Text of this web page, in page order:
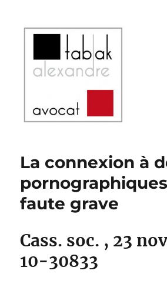
La connexion à
faute grave
Cass. soc. , 23
10-30833